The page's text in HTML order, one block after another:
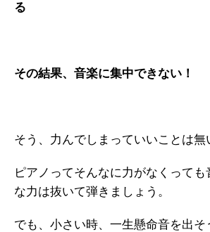
る
その結果、音楽に集中できない！
そう、力んでしまっていいことは無
ピアノってそんなに力がなくって
な力は抜いて弾きましょう。
でも、小さい時、一生懸命音を出